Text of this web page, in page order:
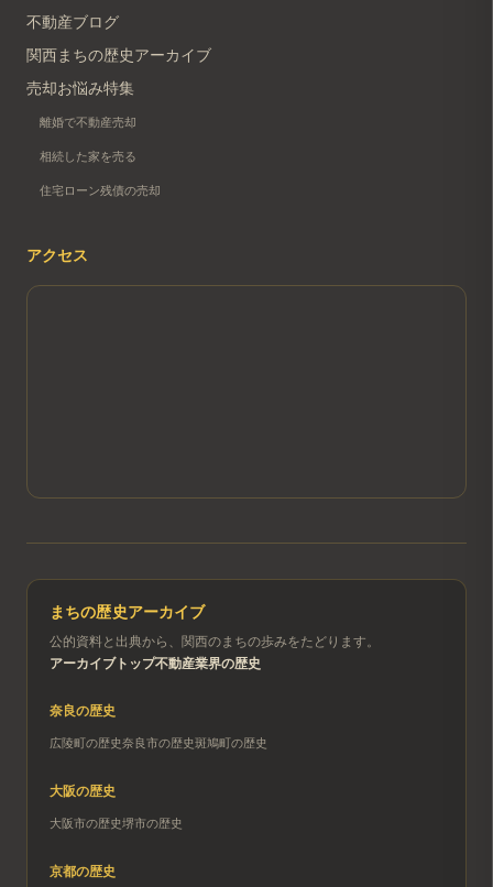
不動産ブログ
関西まちの歴史アーカイブ
売却お悩み特集
離婚で不動産売却
相続した家を売る
住宅ローン残債の売却
アクセス
まちの歴史アーカイブ
公的資料と出典から、関西のまちの歩みをたどります。
アーカイブトップ不動産業界の歴史
奈良の歴史
広陵町の歴史奈良市の歴史斑鳩町の歴史
大阪の歴史
大阪市の歴史堺市の歴史
京都の歴史